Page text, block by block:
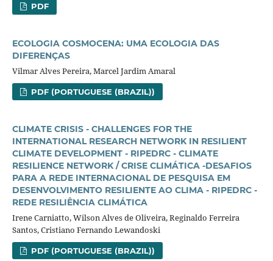
PDF
ECOLOGIA COSMOCENA: UMA ECOLOGIA DAS
DIFERENÇAS
Vilmar Alves Pereira, Marcel Jardim Amaral
PDF (PORTUGUESE (BRAZIL))
CLIMATE CRISIS - CHALLENGES FOR THE
INTERNATIONAL RESEARCH NETWORK IN RESILIENT
CLIMATE DEVELOPMENT - RIPEDRC - CLIMATE
RESILIENCE NETWORK / CRISE CLIMÁTICA -DESAFIOS
PARA A REDE INTERNACIONAL DE PESQUISA EM
DESENVOLVIMENTO RESILIENTE AO CLIMA - RIPEDRC -
REDE RESILIÊNCIA CLIMÁTICA
Irene Carniatto, Wilson Alves de Oliveira, Reginaldo Ferreira
Santos, Cristiano Fernando Lewandoski
PDF (PORTUGUESE (BRAZIL))